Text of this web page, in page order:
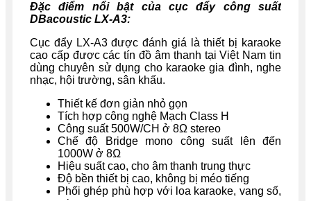
Đặc điểm nổi bật của cục đẩy công suất
DBacoustic LX-A3:
Cục đẩy LX-A3 được đánh giá là thiết bị karaoke
cao cấp được các tín đồ âm thanh tại Việt Nam tin
dùng chuyên sử dụng cho karaoke gia đình, nghe
nhạc, hội trường, sân khấu.
Thiết kế đơn giản nhỏ gọn
Tích hợp công nghệ Mạch Class H
Công suất 500W/CH ở 8Ω stereo
Chế độ Bridge mono công suất lên đến
1000W ở 8Ω
Hiệu suất cao, cho âm thanh trung thực
Độ bền thiết bị cao, không bị méo tiếng
Phối ghép phù hợp với loa karaoke, vang số,